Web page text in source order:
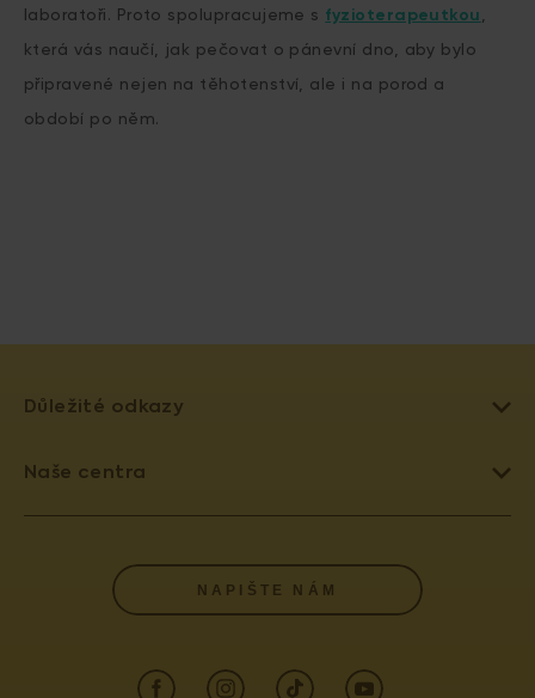
laboratoři. Proto spolupracujeme s fyzioterapeutkou
která vás naučí, jak pečovat o pánevní dno, aby bylo
připravené nejen na těhotenství, ale i na porod a
období po něm.
Důležité odkazy
SLOVNÍK POJMŮ
AKREDITACE A VÝROČNÍ ZPRÁVY
Naše centra
PRAHA 4 - PRONATAL SANATORIUM
PRAHA 6 - PRONATAL PLUS
KOLÍN - PRONATAL KOLÍN
ČESKÉ BUDĚJOVICE - PRONATAL REPRO
NAPIŠTE NÁM